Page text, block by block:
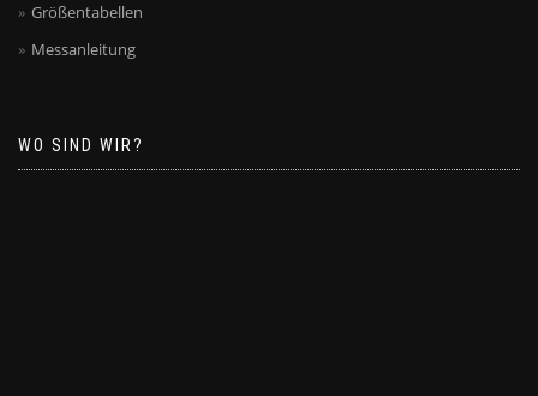
Größentabellen
Messanleitung
WO SIND WIR?